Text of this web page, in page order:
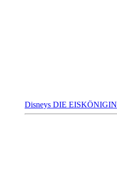
Disneys DIE EISKÖNIGIN